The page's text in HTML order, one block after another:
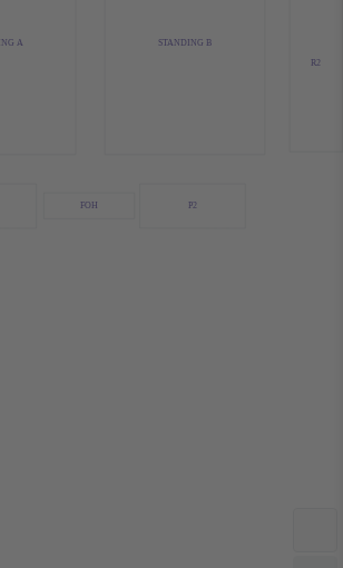
STANDING B
A
R2
P2
FOH